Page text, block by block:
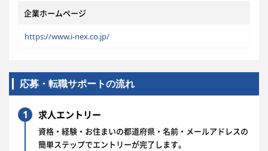
企業ホームページ
https://www.i-nex.co.jp/
応募・転職サポートの流れ
1 求人エントリー
資格・経験・お住まいの都道府県・名前・メールアドレスの
簡単ステップでエントリーが完了します。